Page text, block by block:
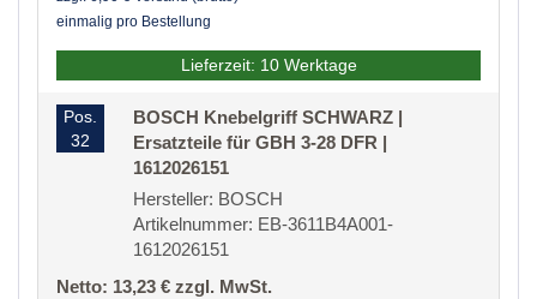
einmalig pro Bestellung
Lieferzeit: 10 Werktage
Pos.
32
BOSCH Knebelgriff SCHWARZ |
Ersatzteile für GBH 3-28 DFR |
1612026151
Hersteller: BOSCH
Artikelnummer: EB-3611B4A001-
1612026151
Netto: 13,23 € zzgl. MwSt.